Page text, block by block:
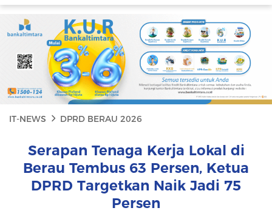
IT-NEWS DPRD BERAU 2026
Serapan Tenaga Kerja Lokal di
Berau Tembus 63 Persen, Ketua
DPRD Targetkan Naik Jadi 75
Persen